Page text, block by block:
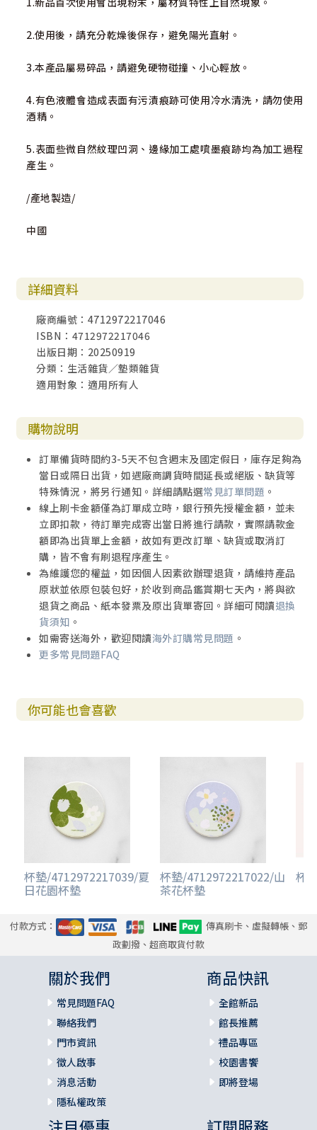
2.使用後，請充分乾燥後保存，避免陽光直射。
3.本產品屬易碎品，請避免硬物碰撞、小心輕放。
4.有色液體會造成表面有污漬痕跡可使用冷水清洗，請勿使用
酒精。
5.表面些微自然紋理凹洞、邊緣加工處噴墨痕跡均為加工過程
產生。
/產地製造/
中國
詳細資料
廠商編號：4712972217046
ISBN：4712972217046
出版日期：20250919
分類：生活雜貨／墊類雜貨
適用對象：適用所有人
購物說明
訂單備貨時間約3-5天不包含週末及國定假日，庫存足夠為
當日或隔日出貨，如遇廠商調貨時間延長或絕版、缺貨等
特殊情況，將另行通知。詳細請點選常見訂單問題 。
線上刷卡金額僅為訂單成立時，銀行預先授權金額，並未
立即扣款，待訂單完成寄出當日將進行請款，實際請款金
額即為出貨單上金額，故如有更改訂單、缺貨或取消訂
購，皆不會有刷退程序產生。
為維護您的權益，如因個人因素欲辦理退貨，請維持產品
原狀並依原包裝包好，於收到商品鑑賞期七天內，將與欲
退貨之商品、紙本發票及原出貨單寄回。詳細可閱讀退換
貨須知 。
如需寄送海外，歡迎閱讀海外訂購常見問題 。
更多常見問題FAQ
你可能也會喜歡
杯墊/4712972217039/夏
日花園杯墊
杯墊/4712972217022/山
茶花杯墊
杯
付款方式：
傳真刷卡、虛擬轉帳、郵
政劃撥、超商取貨付款
關於我們
常見問題FAQ
聯絡我們
門市資訊
徵人啟事
消息活動
隱私權政策
商品快訊
全館新品
館長推薦
禮品專區
校園書饗
即將登場